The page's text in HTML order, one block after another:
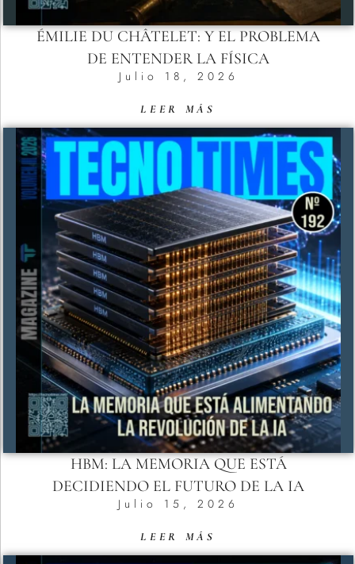
ÉMILIE DU CHÂTELET: Y EL PROBLEMA
DE ENTENDER LA FÍSICA
Julio 18, 2026
LEER MÁS
HBM: LA MEMORIA QUE ESTÁ
DECIDIENDO EL FUTURO DE LA IA
Julio 15, 2026
LEER MÁS